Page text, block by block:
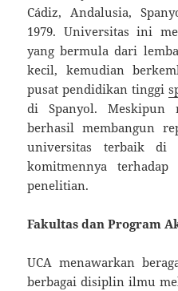
Cádiz, Andalusia,
1979. Universitas ini
yang bermula dari
kecil, kemudian
pusat pendidikan tinggi
di Spanyol. Meskipun
berhasil membangun
universitas terbaik di
komitmennya
penelitian.
Fakultas dan Program
UCA menawarkan
berbagai disiplin ilmu